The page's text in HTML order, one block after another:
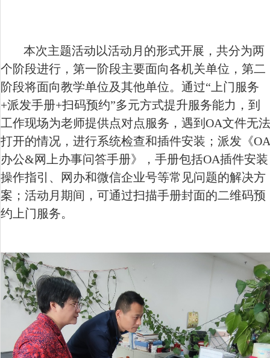
本次主题活动以活动月的形式开展，共分为两
个阶段进行，第一阶段主要面向各机关单位，第二
阶段将面向教学单位及其他单位。通过“上门服务
+派发手册+扫码预约”多元方式提升服务能力，到
工作现场为老师提供点对点服务，遇到 OA文件无法
打开的情况，进行系统检查和插件安装；派发《OA
办公&网上办事问答手册》，手册包括OA插件安装
操作指引、网办和微信企业号等常见问题的解决方
案；活动月期间，可通过扫描手册封面的二维码预
约上门服务。